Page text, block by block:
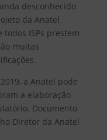
desconhecido
da Anatel
ISPs prestem
muitas
a Anatel pode
a elaboração
Documento
Diretor da Anatel